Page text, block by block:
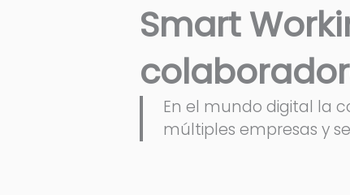
Smart
En el mundo digital la
múltiples empresas y